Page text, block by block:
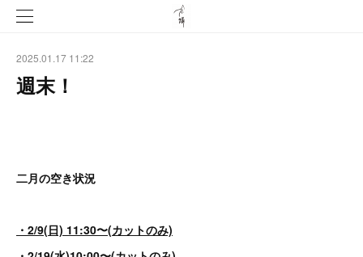
2025.01.17 11:22
週末！
二月の空き状況
・2/9(日) 11:30〜(カットのみ)